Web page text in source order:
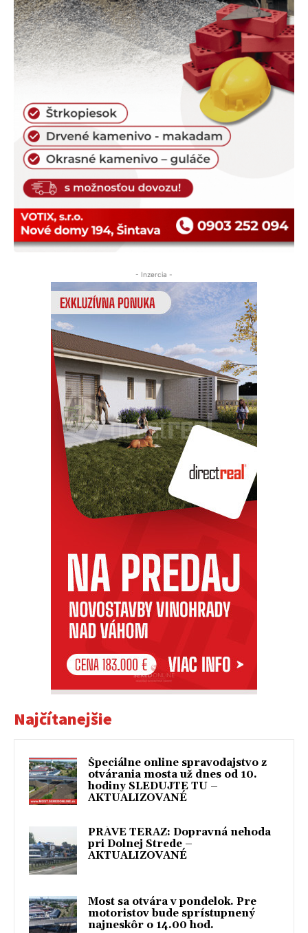
- Inzercia -
Najčítanejšie
Špeciálne online spravodajstvo z
otvárania mosta už dnes od 10.
hodiny SLEDUJTE TU –
AKTUALIZOVANÉ
PRÁVE TERAZ: Dopravná nehoda
pri Dolnej Strede –
AKTUALIZOVANÉ
Most sa otvára v pondelok. Pre
motoristov bude sprístupnený
najneskôr o 14.00 hod.